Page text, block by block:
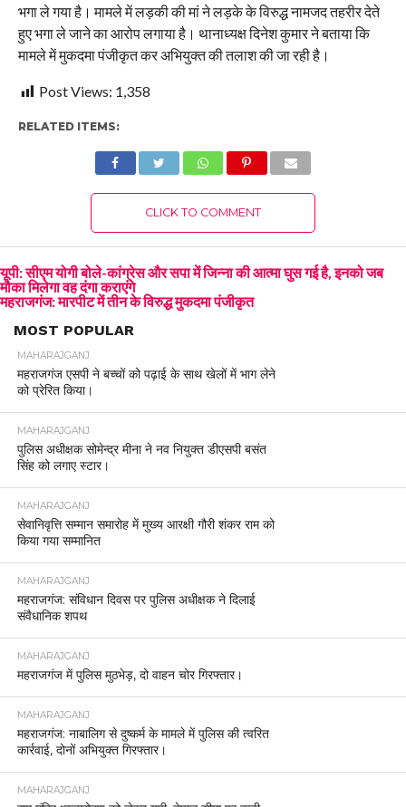
भगा ले गया है। मामले में लड़की की मां ने लड़के के विरुद्ध नामजद तहरीर देते
हुए भगा ले जाने का आरोप लगाया है। थानाध्यक्ष दिनेश कुमार ने बताया कि
मामले में मुकदमा पंजीकृत कर अभियुक्त की तलाश की जा रही है।
Post Views: 1,358
RELATED ITEMS:
CLICK TO COMMENT
यूपी: सीएम योगी बोले-कांग्रेस और सपा में जिन्ना की आत्मा घुस गई है, इनको जब
मौका मिलेगा वह दंगा कराएंगे
महराजगंज: मारपीट में तीन के विरुद्ध मुकदमा पंजीकृत
MOST POPULAR
MAHARAJGANJ
महराजगंज एसपी ने बच्चों को पढ़ाई के साथ खेलों में भाग लेने
को प्रेरित किया।
MAHARAJGANJ
पुलिस अधीक्षक सोमेन्द्र मीना ने नव नियुक्त डीएसपी बसंत
सिंह को लगाए स्टार।
MAHARAJGANJ
सेवानिवृत्ति सम्मान समारोह में मुख्य आरक्षी गौरी शंकर राम को
किया गया सम्मानित
MAHARAJGANJ
महराजगंज: संविधान दिवस पर पुलिस अधीक्षक ने दिलाई
संवैधानिक शपथ
MAHARAJGANJ
महराजगंज में पुलिस मुठभेड़, दो वाहन चोर गिरफ्तार।
MAHARAJGANJ
महराजगंज: नाबालिग से दुष्कर्म के मामले में पुलिस की त्वरित
कार्रवाई, दोनों अभियुक्त गिरफ्तार।
MAHARAJGANJ